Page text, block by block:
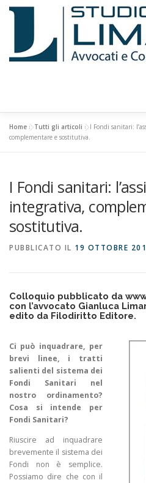
Passa
LO STUDIO
PUBBLICAZIONI E STUDI
CONSULENTI
Home »Tutti gli articoli »I Fondi sanitari:
complementare e sostitutiva.
I Fondi sanitari:
integrativa,
sostitutiva.
PUBBLICATO IL 19 OTTOBRE
Colloquio pubblicato da
con l’avvocato Gianluca
edito da Filodiritto Editore.
Ci può inquadrare, per
brevi linee, i tratti
salienti del sistema dei
Fondi Sanitari nel
nostro ordinamento?
Cosa si intende per
Fondi Sanitari?
Riuscire ad inquadrare
brevemente il sistema dei
Fondi non è semplice.
Possiamo dire che con il